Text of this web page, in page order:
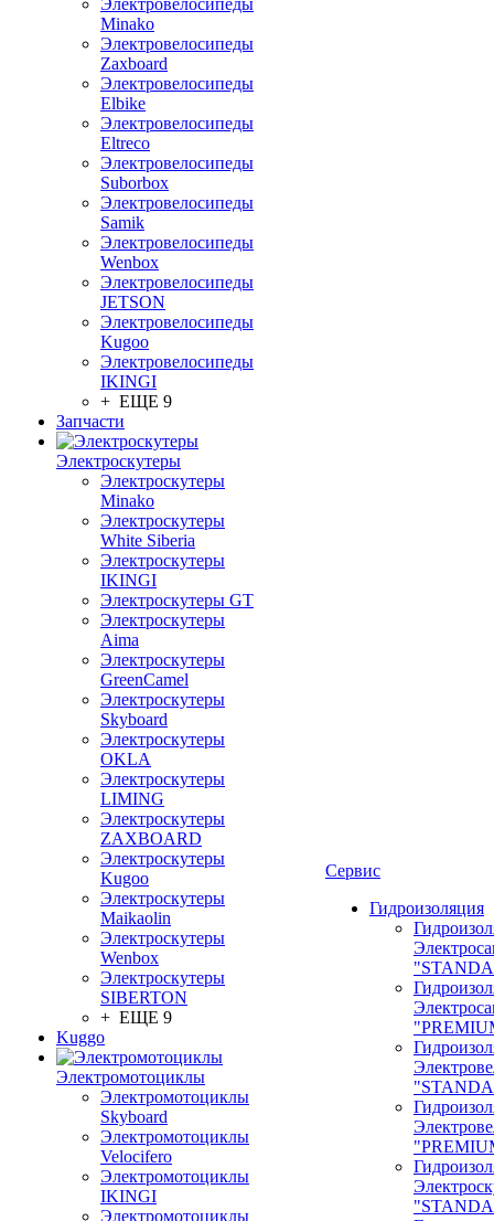
Электровелосипеды
Minako
Электровелосипеды
Zaxboard
Электровелосипеды
Elbike
Электровелосипеды
Eltreco
Электровелосипеды
Suborbox
Электровелосипеды
Samik
Электровелосипеды
Wenbox
Электровелосипеды
JETSON
Электровелосипеды
Kugoo
Электровелосипеды
IKINGI
+ ЕЩЕ 9
Запчасти
Электроскутеры
Электроскутеры
Minako
Электроскутеры
White Siberia
Электроскутеры
IKINGI
Электроскутеры GT
Электроскутеры
Aima
Электроскутеры
GreenCamel
Электроскутеры
Skyboard
Электроскутеры
OKLA
Электроскутеры
LIMING
Электроскутеры
ZAXBOARD
Электроскутеры
Kugoo
Электроскутеры
Maikaolin
Электроскутеры
Wenbox
Электроскутеры
SIBERTON
+ ЕЩЕ 9
Kuggo
Электромотоциклы
Электромотоциклы
Skyboard
Электромотоциклы
Velocifero
Электромотоциклы
IKINGI
Электромотоциклы
Сервис
Гидроизоляция